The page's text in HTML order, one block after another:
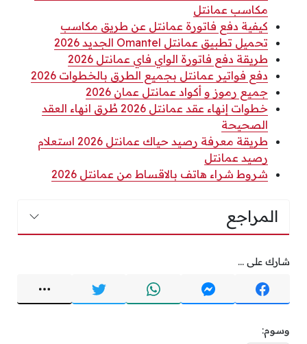
مكاسب عمانتل
كيفية دفع فاتورة عمانتل عن طريق مكاسب
تحميل تطبيق عمانتل Omantel الجديد 2026
طريقة دفع فاتورة الواي فاي عمانتل 2026
دفع فواتير عمانتل بجميع الطرق بالخطوات 2026
جميع رموز و أكواد عمانتل عمان 2026
خطوات إنهاء عقد عمانتل 2026 طُرق انهاء العقد
الصحيحة
طريقة معرفة رصيد حياك عمانتل 2026 استعلام
رصيد عمانتل
شروط شراء هاتف بالاقساط من عمانتل 2026
المراجع
شارك على ...
وسوم: